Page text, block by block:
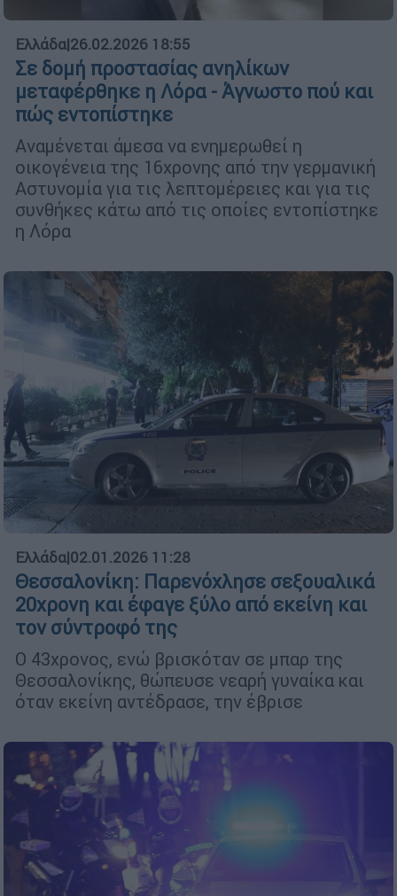
Ελλάδα|26.02.2026 18:55
Σε δομή προστασίας ανηλίκων
μεταφέρθηκε η Λόρα - Άγνωστο πού και
πώς εντοπίστηκε
Αναμένεται άμεσα να ενημερωθεί η
οικογένεια της 16χρονης από την γερμανική
Αστυνομία για τις λεπτομέρειες και για τις
συνθήκες κάτω από τις οποίες εντοπίστηκε
η Λόρα
Ελλάδα|02.01.2026 11:28
Θεσσαλονίκη: Παρενόχλησε σεξουαλικά
20χρονη και έφαγε ξύλο από εκείνη και
τον σύντροφό της
Ο 43χρονος, ενώ βρισκόταν σε μπαρ της
Θεσσαλονίκης, θώπευσε νεαρή γυναίκα και
όταν εκείνη αντέδρασε, την έβρισε